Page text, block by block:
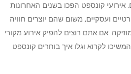
אירועי קונספט הפכו בשנים האחרונות
ועסקיים, משום שהם יוצרים חוויה
אם אתם רוצים להפיק אירוע מקורי
לקרוא וגלו איך בוחרים קונספט